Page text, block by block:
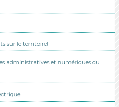
sur le territoire!
administratives et numériques du